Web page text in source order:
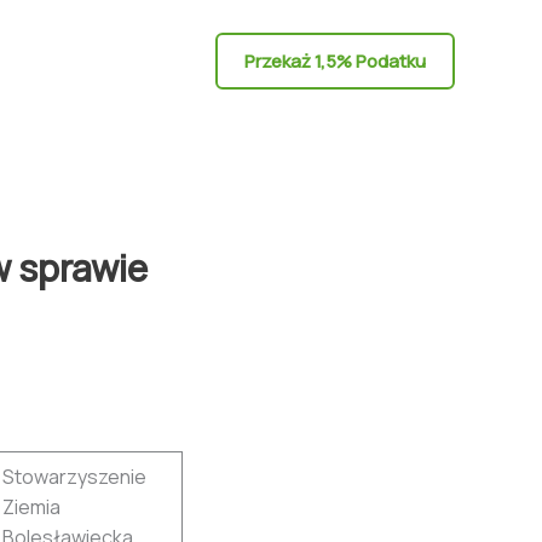
Przekaż 1,5% Podatku
sprawie
Stowarzyszenie
Ziemia